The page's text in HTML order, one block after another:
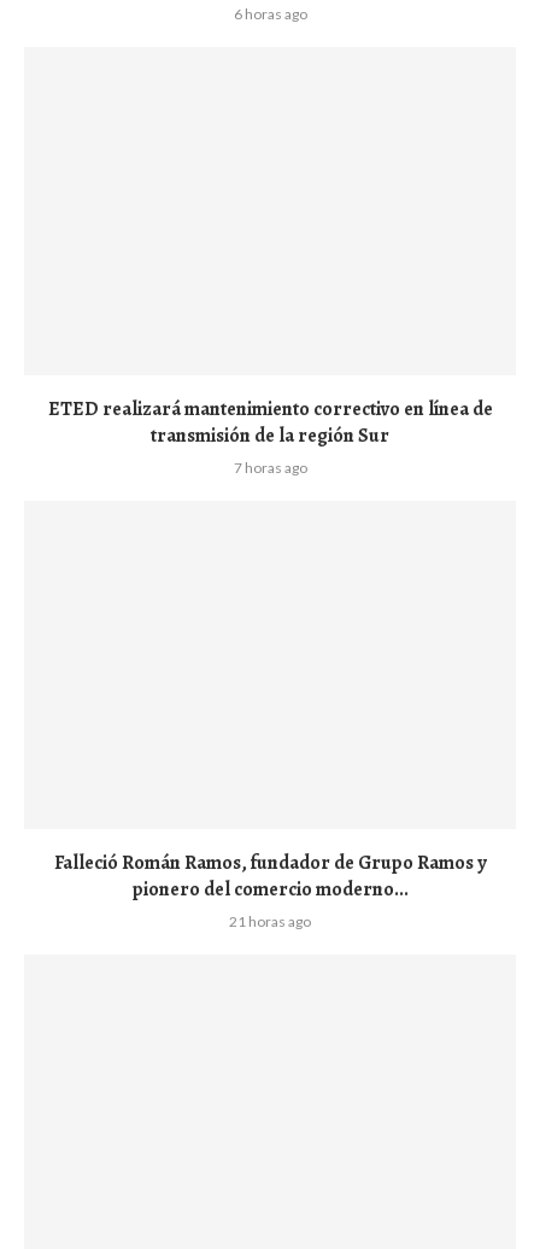
6 horas ago
ETED realizará mantenimiento correctivo en línea de
transmisión de la región Sur
7 horas ago
Falleció Román Ramos, fundador de Grupo Ramos y
pionero del comercio moderno...
21 horas ago